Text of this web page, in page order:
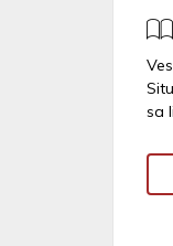
sa